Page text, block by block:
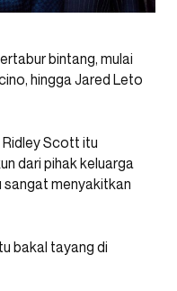
bintang, mulai
hingga Jared Leto
Ridley Scott itu
dari pihak keluarga
sangat menyakitkan
bakal tayang di